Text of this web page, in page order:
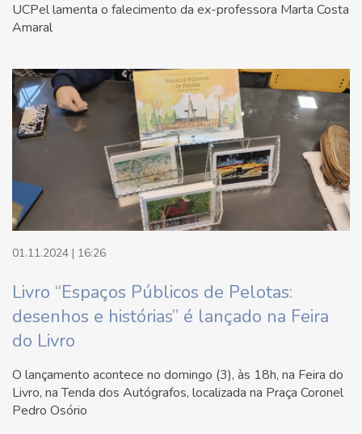
UCPel lamenta o falecimento da ex-professora Marta Costa
Amaral
01.11.2024 | 16:26
Livro “Espaços Públicos de Pelotas:
desenhos e histórias” é lançado na Feira
do Livro
O lançamento acontece no domingo (3), às 18h, na Feira do
Livro, na Tenda dos Autógrafos, localizada na Praça Coronel
Pedro Osório